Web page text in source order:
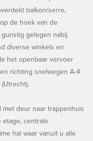
balkon/serre,
de hoek van de
gelegen nabij
diverse winkels en
het openbaar vervoer
richting snelwegen A-4
met deur naar trappenhuis
centrale
hal waar vanuit u alle